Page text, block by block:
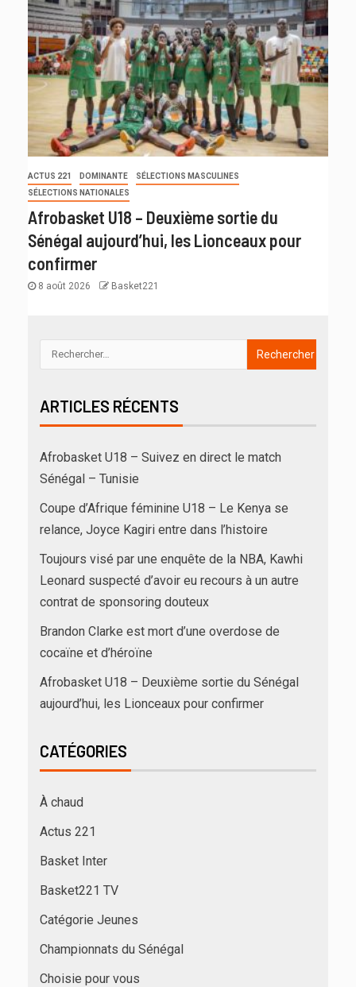
ACTUS 221 DOMINANTE
SÉLECTIONS MASCULINES
SÉLECTIONS NATIONALES
Afrobasket U18 – Deuxième sortie du
Sénégal aujourd’hui, les Lionceaux pour
confirmer
8 août 2026 Basket221
ARTICLES RÉCENTS
Afrobasket U18 – Suivez en direct le match
Sénégal – Tunisie
Coupe d’Afrique féminine U18 – Le Kenya se
relance, Joyce Kagiri entre dans l’histoire
Toujours visé par une enquête de la NBA, Kawhi
Leonard suspecté d’avoir eu recours à un autre
contrat de sponsoring douteux
Brandon Clarke est mort d’une overdose de
cocaïne et d’héroïne
Afrobasket U18 – Deuxième sortie du Sénégal
aujourd’hui, les Lionceaux pour confirmer
CATÉGORIES
À chaud
Actus 221
Basket Inter
Basket221 TV
Catégorie Jeunes
Championnats du Sénégal
Choisie pour vous